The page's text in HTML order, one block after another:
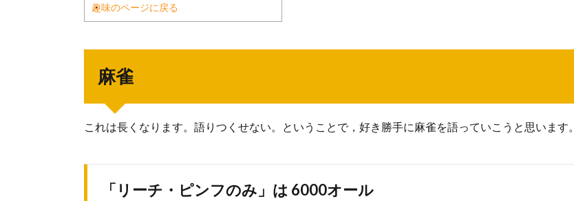
趣味のページに戻る
麻雀
これは長くなります。語りつくせない。ということで，好き勝手に麻雀を語っていこうと思います。
「リーチ・ピンフのみ」は 6000オール